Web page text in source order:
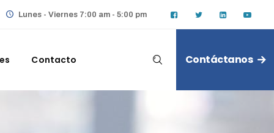
Lunes - Viernes 7:00 am - 5:00 pm
Contacto Contáctanos